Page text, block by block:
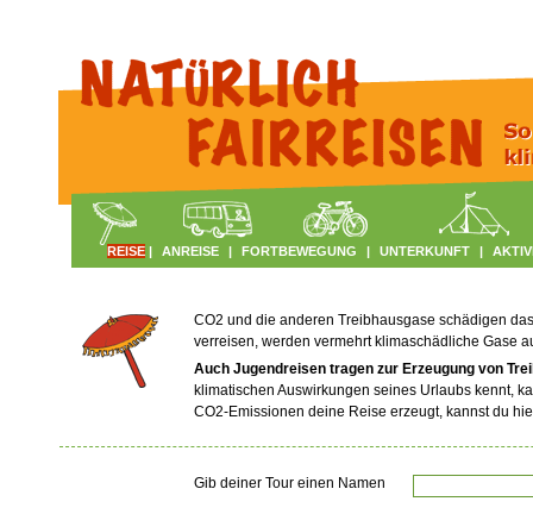
REISE | ANREISE | FORTBEWEGUNG | UNTERKUNFT |
CO2 und die anderen Treibhausgase schädigen
verreisen, werden vermehrt klimaschädliche Gase
Auch Jugendreisen tragen zur Erzeugung von
klimatischen Auswirkungen seines Urlaubs kennt,
CO2-Emissionen deine Reise erzeugt, kannst du
Gib deiner Tour einen Namen